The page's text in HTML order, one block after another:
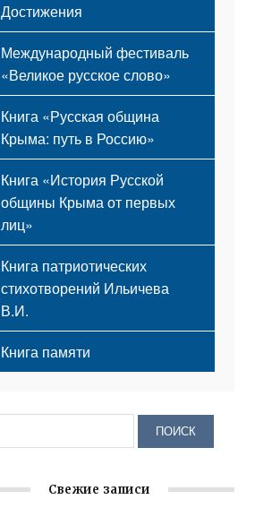
Достижения
Международный фестиваль
«Великое русское слово»
Книга «Русская община
Крыма: путь в Россию»
Книга «История Русской
общины Крыма от первых
лиц»
Книга патриотических
стихотворений Ильичева
В.И.
Книга памяти
Свежие записи